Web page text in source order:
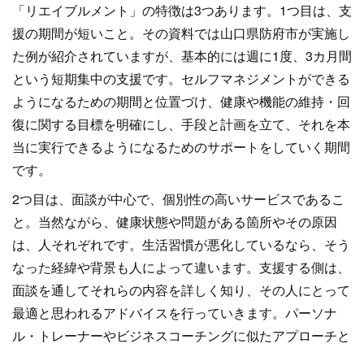
「リエイブルメント」の特徴は3つあります。1つ目は、支
援の期間が短いこと。その資料では山口県防府市が実施し
た例が紹介されていますが、基本的には週に1度、3カ月間
という短期集中の支援です。セルフマネジメントができる
ようになるための期間と位置づけ、健康や機能の維持・回
復に関する目標を明確にし、手段と計画を立て、それを本
当に実行できるようになるためのサポートをしていく期間
です。
2つ目は、面談が中心で、個別性の高いサービスであるこ
と。当然ながら、健康状態や問題がある箇所やその原因
は、人それぞれです。生活習慣が悪化しているなら、そう
なった経緯や背景も人によって違います。支援する側は、
面談を通してそれらの内容を詳しく知り、その人にとって
最適と思われるアドバイスを行っていきます。パーソナ
ル・トレーナーやビジネスコーチングに似たアプローチと